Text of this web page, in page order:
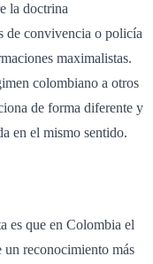
la doctrina
de convivencia o policía
maximalistas.
colombiano a otros
de forma diferente y
en el mismo sentido.
es que en Colombia el
un reconocimiento más